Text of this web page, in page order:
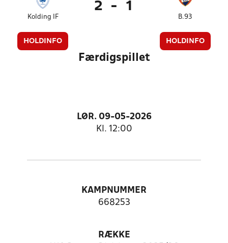
Kolding IF
HOLDINFO
2 - 1
B.93
HOLDINFO
Færdigspillet
LØR. 09-05-2026
Kl. 12:00
KAMPNUMMER
668253
RÆKKE